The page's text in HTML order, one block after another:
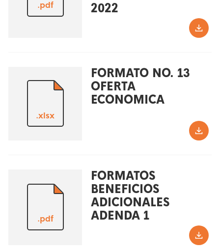
.pdf
2022
.xlsx
FORMATO NO. 13
OFERTA
ECONOMICA
.pdf
FORMATOS
BENEFICIOS
ADICIONALES
ADENDA 1